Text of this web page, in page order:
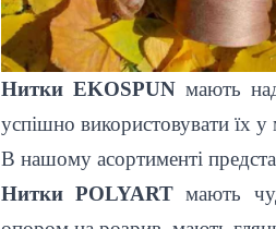
Нитки EKOSPUNмають
успішно використовувати їх
В нашому асортименті
Нитки POLYART мають